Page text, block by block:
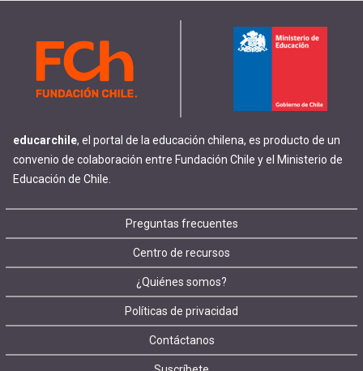
educarchile, el portal de la educación chilena, es producto de un
convenio de colaboración entre Fundación Chile y el Ministerio de
Educación de Chile.
Footer
menu
Preguntas frecuentes
Centro de recursos
¿Quiénes somos?
Políticas de privacidad
Contáctanos